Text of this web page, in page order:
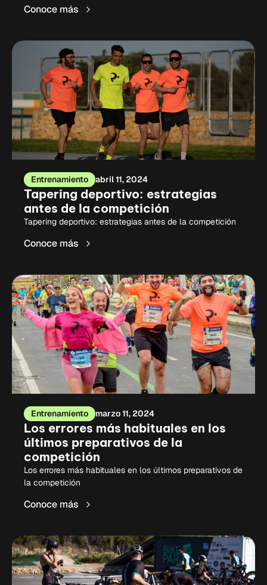
Conoce más
Entrenamiento abril 11, 2024
Tapering deportivo: estrategias
antes de la competición
Tapering deportivo: estrategias antes de la competición
Conoce más
Entrenamiento marzo 11, 2024
Los errores más habituales en los
últimos preparativos de la
competición
Los errores más habituales en los últimos preparativos de
la competición
Conoce más